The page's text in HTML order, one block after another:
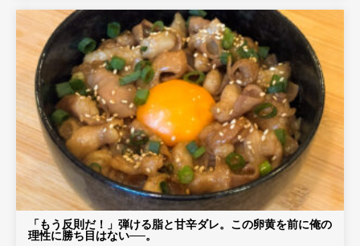
「もう反則だ！」弾ける脂と甘辛ダレ。この卵黄を前に俺の
理性に勝ち目はない──。